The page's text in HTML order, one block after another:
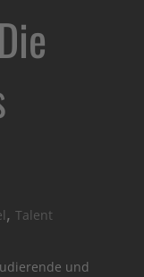
,Talent
und